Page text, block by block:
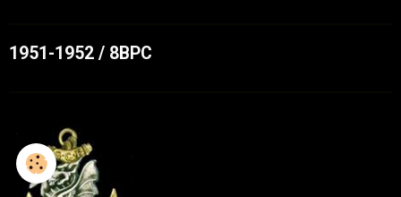
1951-1952 / 8BPC